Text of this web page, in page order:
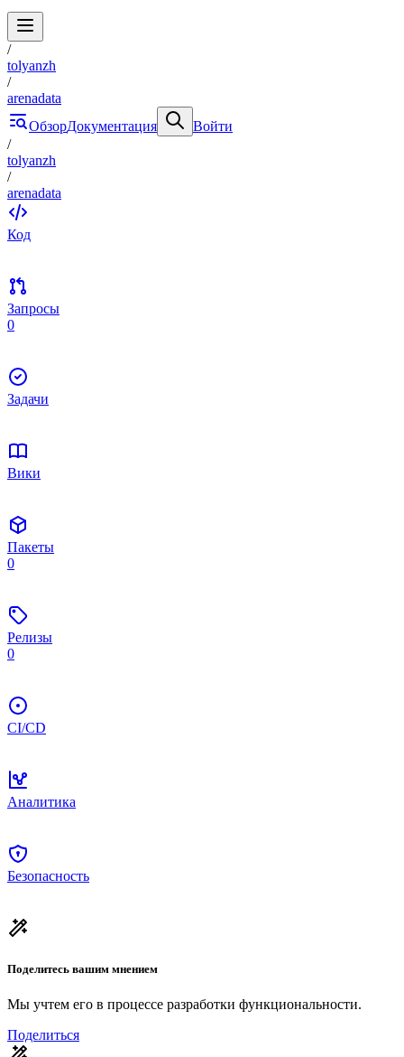
/
tolyanzh
/
arenadata
ОбзорДокументация
Войти
/
tolyanzh
/
arenadata
Код
Запросы
0
Задачи
Вики
Пакеты
0
Релизы
0
CI/CD
Аналитика
Безопасность
Поделитесь вашим мнением
Мы учтем его в процессе разработки функциональности.
Поделиться